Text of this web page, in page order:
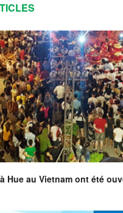
Hue au Vietnam ont été